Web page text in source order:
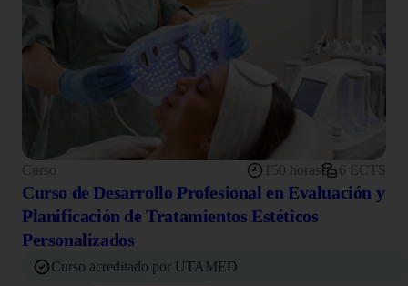
Curso 150 horas 6 ECTS
Curso de Desarrollo Profesional en Evaluación y
Planificación de Tratamientos Estéticos
Personalizados
Curso acreditado por UTAMED